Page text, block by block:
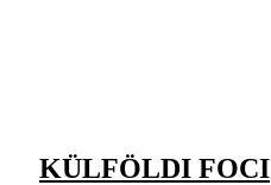
KÜLFÖLDI FOCI